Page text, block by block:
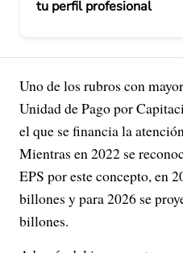
tu perfil profesional
Uno de los rubros con
Unidad de Pago por
el que se financia la
Mientras en 2022 se
EPS por este concepto, en
billones y para 2026 se
billones.